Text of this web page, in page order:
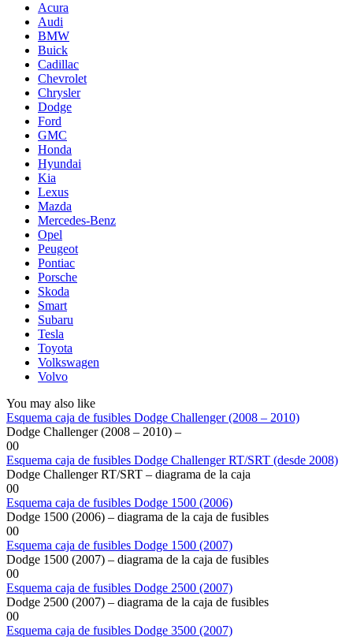
Acura
Audi
BMW
Buick
Cadillac
Chevrolet
Chrysler
Dodge
Ford
GMC
Honda
Hyundai
Kia
Lexus
Mazda
Mercedes-Benz
Opel
Peugeot
Pontiac
Porsche
Skoda
Smart
Subaru
Tesla
Toyota
Volkswagen
Volvo
You may also like
Esquema caja de fusibles Dodge Challenger (2008 – 2010)
Dodge Challenger (2008 – 2010) –
00
Esquema caja de fusibles Dodge Challenger RT/SRT (desde 2008)
Dodge Challenger RT/SRT – diagrama de la caja
00
Esquema caja de fusibles Dodge 1500 (2006)
Dodge 1500 (2006) – diagrama de la caja de fusibles
00
Esquema caja de fusibles Dodge 1500 (2007)
Dodge 1500 (2007) – diagrama de la caja de fusibles
00
Esquema caja de fusibles Dodge 2500 (2007)
Dodge 2500 (2007) – diagrama de la caja de fusibles
00
Esquema caja de fusibles Dodge 3500 (2007)